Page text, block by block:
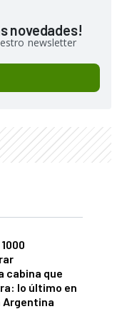
novedades!
newsletter
cabina que
lo último en
Argentina